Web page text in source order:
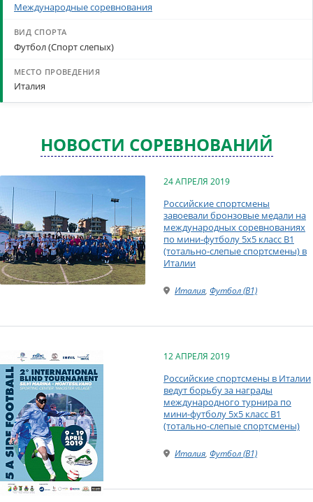
Международные соревнования
Футбол (Спорт слепых)
Италия
НОВОСТИ СОРЕВНОВАНИЙ
24 АПРЕЛЯ 2019
Российские спортсмены
завоевали бронзовые медали на
международных соревнованиях
по мини-футболу 5х5 класс В1
(тотально-слепые спортсмены) в
Италии
Италия, Футбол (B1)
12 АПРЕЛЯ 2019
Российские спортсмены в Италии
ведут борьбу за награды
международного турнира по
мини-футболу 5х5 класс В1
(тотально-слепые спортсмены)
Италия, Футбол (B1)